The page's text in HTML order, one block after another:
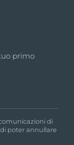
primo
di
poter annullare